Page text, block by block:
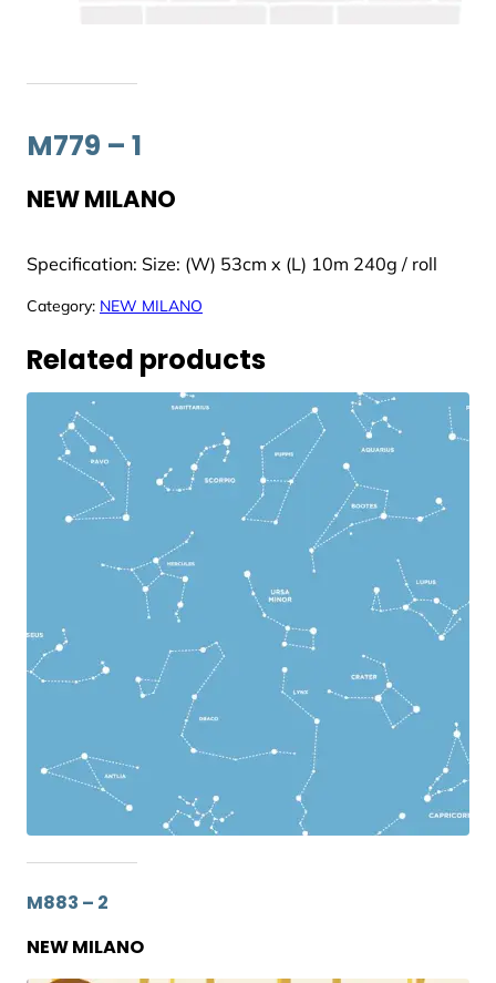
M779 – 1
NEW MILANO
Specification: Size: (W) 53cm x (L) 10m 240g / roll
Category: NEW MILANO
Related products
M883 – 2
NEW MILANO